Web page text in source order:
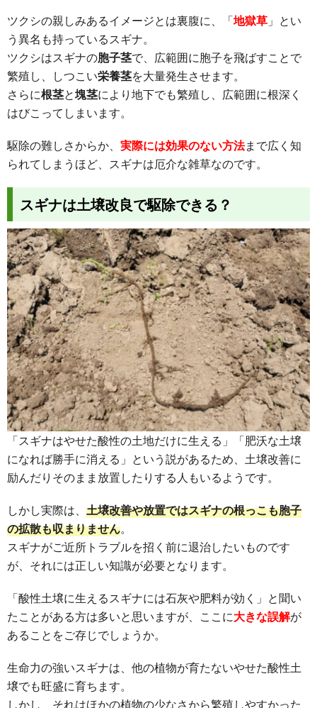
ツクシの親しみあるイメージとは裏腹に、「地獄草 」とい
う異名も持っているスギナ。
ツクシはスギナの胞子茎で、広範囲に胞子を飛ばすことで
繁殖し、しつこい栄養茎を大量発生させます。
さらに根茎と塊茎により地下でも繁殖し、広範囲に根深く
はびこってしまいます。
駆除の難しさからか、 実際には効果のない方法まで広く知
られてしまうほど、スギナは厄介な雑草なのです。
スギナは土壌改良で駆除できる？
「スギナはやせた酸性の土地だけに生える」「肥沃な土壌
になれば勝手に消える」という説があるため、土壌改善に
励んだりそのまま放置したりする人もいるようです。
しかし実際は、 土壌改善や放置ではスギナの根っこも胞子
の拡散も収まりません。
スギナがご近所トラブルを招く前に退治したいものです
が、それには正しい知識が必要となります。
「酸性土壌に生えるスギナには石灰や肥料が効く」と聞い
たことがある方は多いと思いますが、ここに大きな誤解が
あることをご存じでしょうか。
生命力の強いスギナは、他の植物が育たないやせた酸性土
壌でも旺盛に育ちます。
しかし、それはほかの植物の少なさから繁殖しやすかった